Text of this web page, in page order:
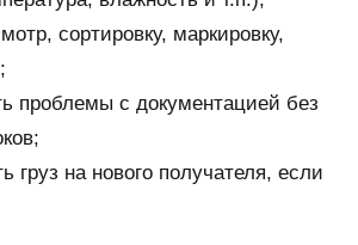
сортировку, маркировку,
проблемы с документацией без
груз на нового получателя, если